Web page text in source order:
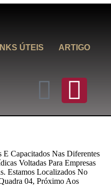
ÚTEIS ARTIGO
Capacitados Nas Diferentes
Voltadas Para Empresas
Estamos Localizados No
04, Próximo Aos